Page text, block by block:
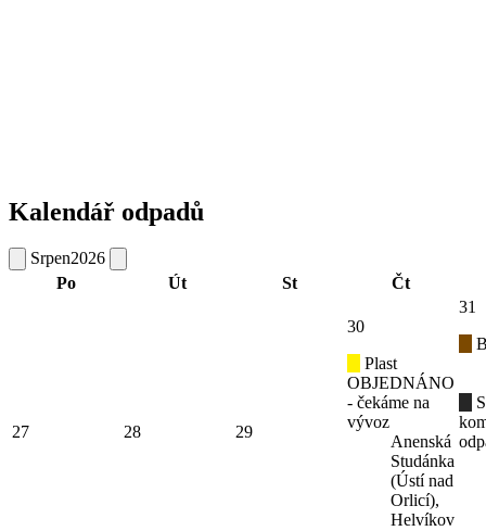
Kalendář odpadů
Srpen2026
Po
Út St Čt
27 28 29
30
Plast
OBJEDNÁNO
- čekáme na
vývoz
Anenská
Studánka
(Ústí nad
Orlicí),
Helvíkov
31